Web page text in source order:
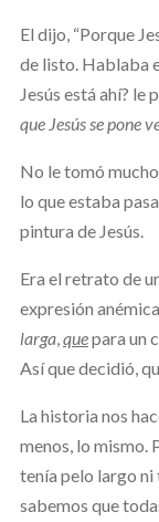
El dijo, “Porque
de listo. Hablaba
Jesús está ahí? le
que Jesús se pone
No le tomó
lo que estaba
pintura de Jesús.
Era el retrato de
expresión
larga,quepara un
Así que decidió,
La historia nos
menos, lo mismo.
tenía pelo largo
sabemos que